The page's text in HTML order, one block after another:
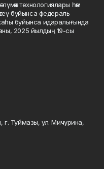
технологиялары һәм
буйынса федераль
буйынса идаралығында
2025 йылдың 19-сы
г. Туймазы, ул. Мичурина,